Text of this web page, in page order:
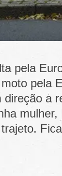
pela
pela
direção a